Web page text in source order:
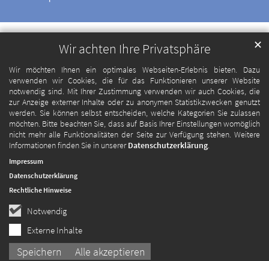
Wir achten Ihre Privatsphäre
Wir möchten Ihnen ein optimales Webseiten-Erlebnis bieten. Dazu
verwenden wir Cookies, die für das Funktionieren unserer Website
notwendig sind. Mit Ihrer Zustimmung verwenden wir auch Cookies, die
zur Anzeige externer Inhalte oder zu anonymen Statistikzwecken genutzt
werden. Sie können selbst entscheiden, welche Kategorien Sie zulassen
möchten. Bitte beachten Sie, dass auf Basis Ihrer Einstellungen womöglich
nicht mehr alle Funktionalitäten der Seite zur Verfügung stehen. Weitere
Informationen finden Sie in unsererDatenschutzerklärung.
Notwendig
Externe Inhalte
Speichern Alle akzeptieren
✕
Impressum
Datenschutzerklärung
Rechtliche Hinweise